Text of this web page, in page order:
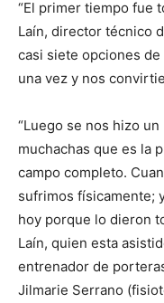
“El primer tiempo fue
Laín, director técnico
casi siete opciones
una vez y nos
“Luego se nos hizo
muchachas que es la
campo completo.
sufrimos físicamente;
hoy porque lo dieron
Laín, quien esta
entrenador de
Jilmarie Serrano